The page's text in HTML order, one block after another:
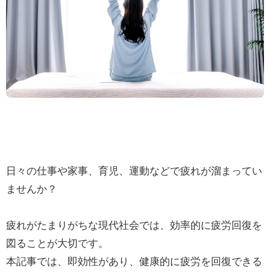
日々の仕事や家事、育児、運動などで疲れが溜まってい
ませんか？
疲れがたまりがちな現代社会では、効率的に疲労回復を
図ることが大切です。
本記事では、即効性があり、健康的に疲労を回復できる